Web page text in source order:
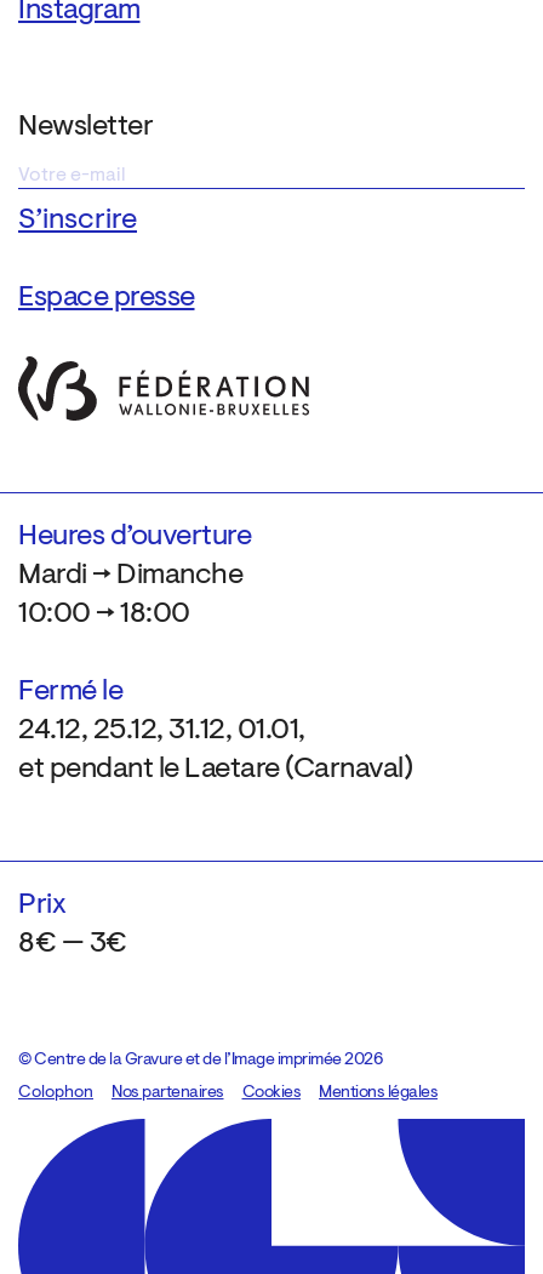
Instagram
Newsletter
Espace presse
Heures d’ouverture
Mardi → Dimanche
10:00 → 18:00
Fermé le
24.12, 25.12, 31.12, 01.01,
et pendant le Laetare (Carnaval)
Prix
8€ — 3€
© Centre de la Gravure et de l’Image imprimée 2026
Colophon
Design:Marcel Kaczmarek, code:8080.studio
Nos partenaires Cookies Mentions légales